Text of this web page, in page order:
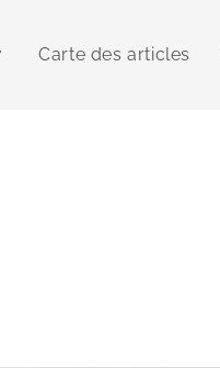
Carte des articles